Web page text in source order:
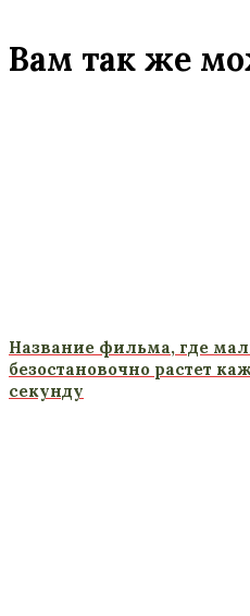
Вам так же
Название фильма, где
безостановочно растет
секунду